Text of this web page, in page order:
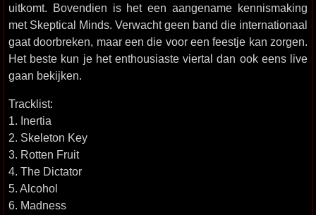
uitkomt. Bovendien is het een aangename kennismaking
met Skeptical Minds. Verwacht geen band die internationaal
gaat doorbreken, maar een die voor een feestje kan zorgen.
Het beste kun je het enthousiaste viertal dan ook eens live
gaan bekijken.
Tracklist:
1. Inertia
2. Skeleton Key
3. Rotten Fruit
4. The Dictator
5. Alcohol
6. Madness